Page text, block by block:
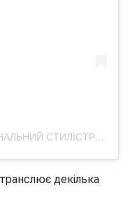
Допис, поширений ОЛЕНАПЕРСОНАЛЬНИЙ СТИЛІСТРОЗБІР ФІГУРИЛЬВІВ (@purpur.stylist)
декілька